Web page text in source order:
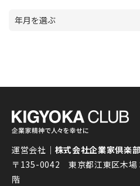
年月を選ぶ
運営会社｜ 株式会社企業家倶楽部
〒135-0042 東京都江東区木場
階